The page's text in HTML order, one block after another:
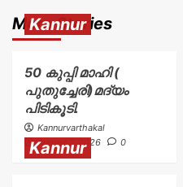
More Stories
Kannur
50 കുപ്പി മാഹി (
പുതുച്ചേരി)മദ്യം
പിടികൂടി.
Kannurvarthakal
August 7, 2026
0
Kannur